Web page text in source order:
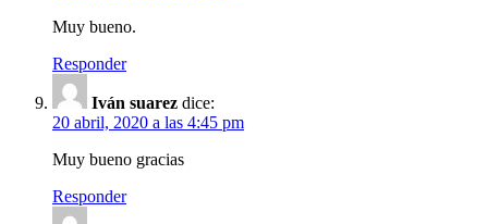
Muy bueno.
Responder
Iván suarez dice:
20 abril, 2020 a las 4:45 pm
Muy bueno gracias
Responder